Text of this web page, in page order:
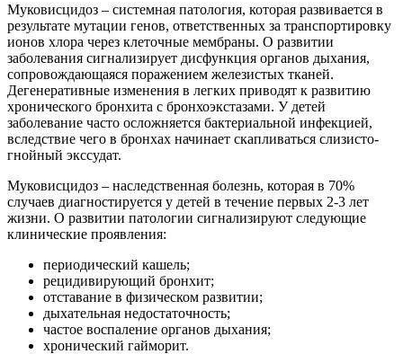
Муковисцидоз – системная патология, которая развивается в
результате мутации генов, ответственных за транспортировку
ионов хлора через клеточные мембраны. О развитии
заболевания сигнализирует дисфункция органов дыхания,
сопровождающаяся поражением железистых тканей.
Дегенеративные изменения в легких приводят к развитию
хронического бронхита с бронхоэкстазами. У детей
заболевание часто осложняется бактериальной инфекцией,
вследствие чего в бронхах начинает скапливаться слизисто-
гнойный экссудат.
Муковисцидоз – наследственная болезнь, которая в 70%
случаев диагностируется у детей в течение первых 2-3 лет
жизни. О развитии патологии сигнализируют следующие
клинические проявления:
периодический кашель;
рецидивирующий бронхит;
отставание в физическом развитии;
дыхательная недостаточность;
частое воспаление органов дыхания;
хронический гайморит.